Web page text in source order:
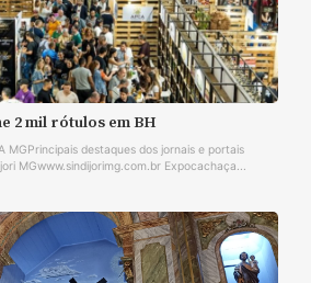
2 mil rótulos em BH
MGPrincipais destaques dos jornais e portais
MGwww.sindijorimg.com.br Expocachaça...